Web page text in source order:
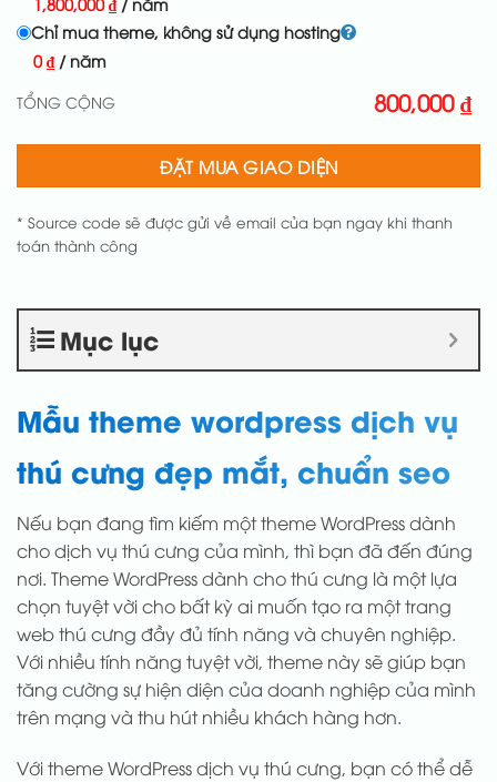
Chỉ mua theme, không sử dụng hosting
0₫ / năm
TỔNG CỘNG
800,000₫
ĐẶT MUA GIAO DIỆN
* Source code sẽ được gửi về email của bạn ngay khi thanh
toán thành công
Mục lục
Mẫu theme wordpress dịch vụ
thú cưng đẹp mắt, chuẩn seo
Nếu bạn đang tìm kiếm một theme WordPress dành
cho dịch vụ thú cưng của mình, thì bạn đã đến đúng
nơi. Theme WordPress dành cho thú cưng là một lựa
chọn tuyệt vời cho bất kỳ ai muốn tạo ra một trang
web thú cưng đầy đủ tính năng và chuyên nghiệp.
Với nhiều tính năng tuyệt vời, theme này sẽ giúp bạn
tăng cường sự hiện diện của doanh nghiệp của mình
trên mạng và thu hút nhiều khách hàng hơn.
Với theme WordPress dịch vụ thú cưng, bạn có thể dễ